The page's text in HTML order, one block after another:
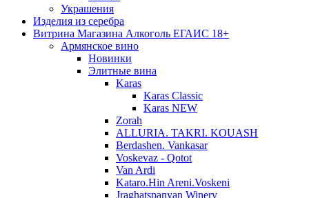
Украшения
Изделия из серебра
Витрина Магазина Алкоголь ЕГАИС 18+
Армянское вино
Новинки
Элитные вина
Karas
Karas Classic
Karas NEW
Zorah
ALLURIA. TAKRI. KOUASH
Berdashen. Vankasar
Voskevaz - Qotot
Van Ardi
Kataro.Hin Areni.Voskeni
Jraghatspanyan Winery